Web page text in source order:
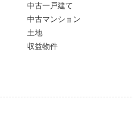
中古一戸建て
中古マンション
土地
収益物件